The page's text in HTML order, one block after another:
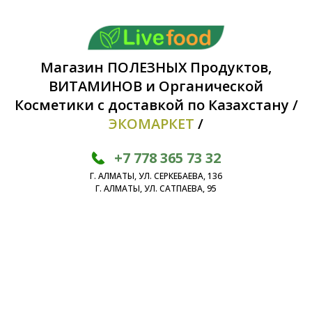
Магазин ПОЛЕЗНЫХ Продуктов,
ВИТАМИНОВ и Органической
Косметики с доставкой по Казахстану /
ЭКОМАРКЕТ /
+7 778 365 73 32
Г. АЛМАТЫ, УЛ. СЕРКЕБАЕВА, 136
Г. АЛМАТЫ, УЛ. САТПАЕВА, 95